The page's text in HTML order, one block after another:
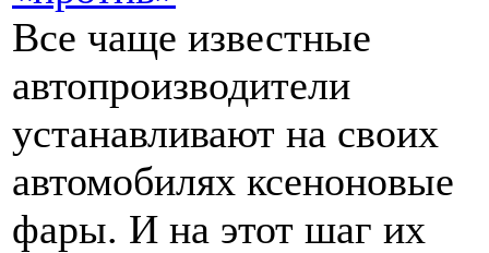
Все чаще известные
автопроизводители
устанавливают на своих
автомобилях ксеноновые
фары. И на этот шаг их